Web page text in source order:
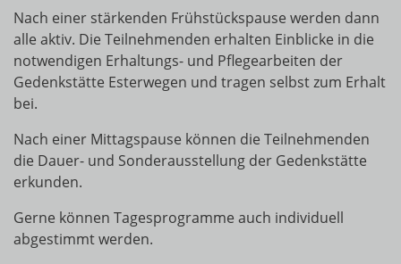
Nach einer stärkenden Frühstückspause werden dann
alle aktiv. Die Teilnehmenden erhalten Einblicke in die
notwendigen Erhaltungs- und Pflegearbeiten der
Gedenkstätte Esterwegen und tragen selbst zum Erhalt
bei.
Nach einer Mittagspause können die Teilnehmenden
die Dauer- und Sonderausstellung der Gedenkstätte
erkunden.
Gerne können Tagesprogramme auch individuell
abgestimmt werden.